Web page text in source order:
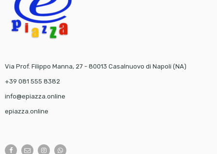
Via Prof. Filippo Manna, 27 - 80013 Casalnuovo di Napoli (NA)
+39 081 555 8382
info@epiazza.online
epiazza.online